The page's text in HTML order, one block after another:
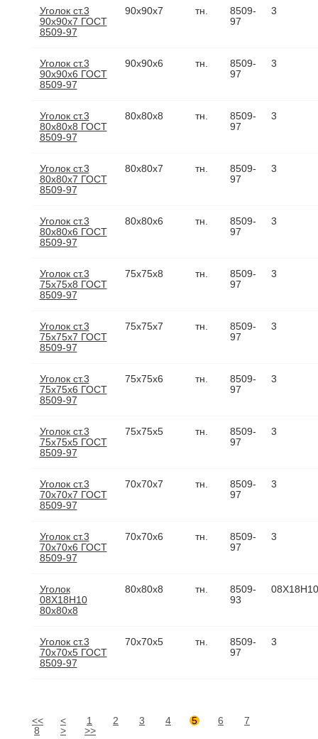
Уголок ст.3
90х90х7 ГОСТ
8509-97
90х90х7 тн.
8509-
97
3
Уголок ст.3
90х90х6 ГОСТ
8509-97
90х90х6 тн.
8509-
97
3
Уголок ст.3
80х80х8 ГОСТ
8509-97
80х80х8 тн.
8509-
97
3
Уголок ст.3
80х80х7 ГОСТ
8509-97
80х80х7 тн.
8509-
97
3
Уголок ст.3
80х80х6 ГОСТ
8509-97
80х80х6 тн.
8509-
97
3
Уголок ст.3
75х75х8 ГОСТ
8509-97
75х75х8 тн.
8509-
97
3
Уголок ст.3
75х75х7 ГОСТ
8509-97
75х75х7 тн.
8509-
97
3
Уголок ст.3
75х75х6 ГОСТ
8509-97
75х75х6 тн.
8509-
97
3
Уголок ст.3
75х75х5 ГОСТ
8509-97
75х75х5 тн.
8509-
97
3
Уголок ст.3
70х70х7 ГОСТ
8509-97
70х70х7 тн.
8509-
97
3
Уголок ст.3
70х70х6 ГОСТ
8509-97
70х70х6 тн.
8509-
97
3
Уголок
08Х18Н10
80х80х8
80х80х8 тн.
8509-
93
08Х18Н10
Уголок ст.3
70х70х5 ГОСТ
8509-97
70х70х5 тн.
8509-
97
3
<< < 1 2 3 4 5 6
7
8
> >>